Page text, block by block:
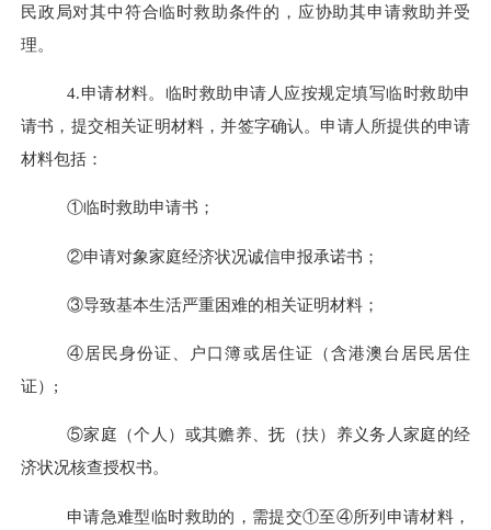
民政局对其中符合临时救助条件的，应协助其申请救助并受
理。
4.申请材料。临时救助申请人应按规定填写临时救助申
请书，提交相关证明材料，并签字确认。申请人所提供的申请
材料包括：
①临时救助申请书；
②申请对象家庭经济状况诚信申报承诺书；
③导致基本生活严重困难的相关证明材料；
④居民身份证、户口簿或居住证（含港澳台居民居住
证） ;
⑤家庭（个人）或其赡养、抚（扶）养义务人家庭的经
济状况核查授权书。
申请急难型临时救助的，需提交①至④所列申请材料，